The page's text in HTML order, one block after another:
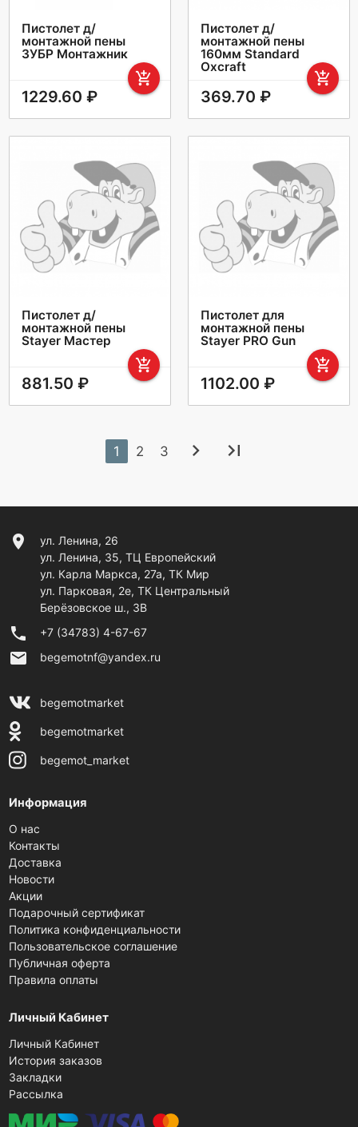
Пистолет д/
монтажной пены
ЗУБР Монтажник
add_shopping_cart
1229.60 ₽
Пистолет д/
монтажной пены
160мм Standard
Oxcraft
add_shopping_cart
369.70 ₽
Пистолет д/
монтажной пены
Stayer Мастер
add_shopping_cart
881.50 ₽
Пистолет для
монтажной пены
Stayer PRO Gun
add_shopping_cart
1102.00 ₽
1 2 3 chevron_right last_page
location_on
ул. Ленина, 26
ул. Ленина, 35, ТЦ Европейский
ул. Карла Маркса, 27а, ТК Мир
ул. Парковая, 2е, ТК Центральный
Берёзовское ш., 3В
phone +7 (34783) 4-67-67
email begemotnf@yandex.ru
begemotmarket
begemotmarket
begemot_market
Информация
О нас
Контакты
Доставка
Новости
Акции
Подарочный сертификат
Политика конфиденциальности
Пользовательское соглашение
Публичная оферта
Правила оплаты
Личный Кабинет
Личный Кабинет
История заказов
Закладки
Рассылка